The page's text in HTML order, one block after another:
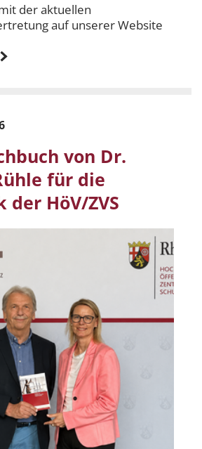
der aktuellen
auf unserer Website
von Dr.
für die
HöV/ZVS